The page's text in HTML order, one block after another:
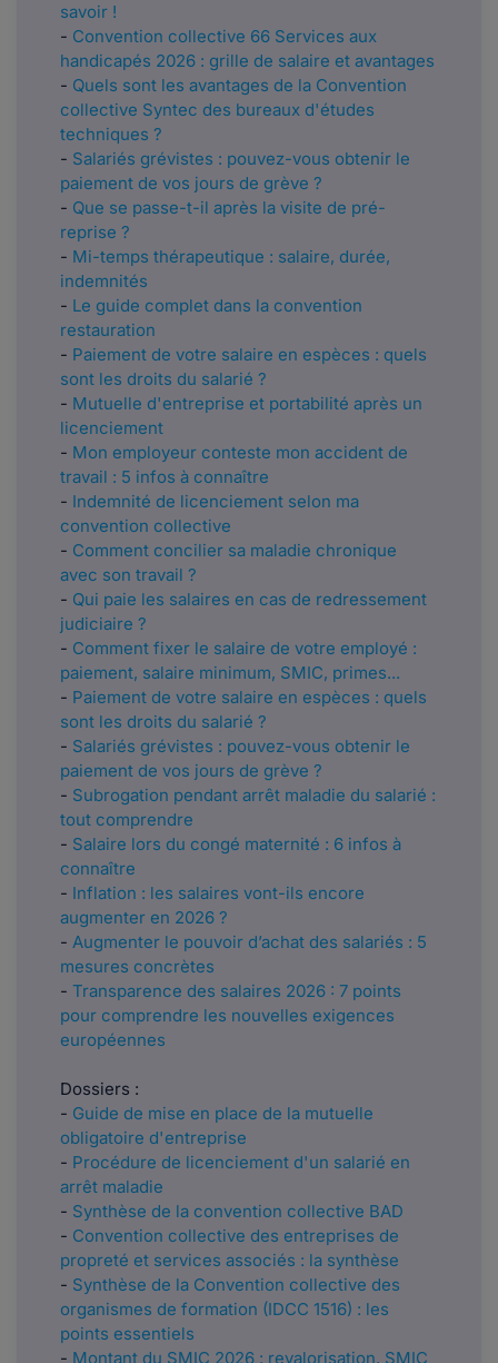
savoir !
- Convention collective 66 Services aux
handicapés 2026 : grille de salaire et avantages
- Quels sont les avantages de la Convention
collective Syntec des bureaux d'études
techniques ?
​​​​​​- Salariés grévistes : pouvez-vous obtenir le
paiement de vos jours de grève ?
- Que se passe-t-il après la visite de pré-
reprise ?
- Mi-temps thérapeutique : salaire, durée,
indemnités
- Le guide complet dans la convention
restauration
- Paiement de votre salaire en espèces : quels
sont les droits du salarié ?
- Mutuelle d'entreprise et portabilité après un
licenciement
- Mon employeur conteste mon accident de
travail : 5 infos à connaître
- Indemnité de licenciement selon ma
convention collective
- Comment concilier sa maladie chronique
avec son travail ?
- Qui paie les salaires en cas de redressement
judiciaire ?
- Comment fixer le salaire de votre employé :
paiement, salaire minimum, SMIC, primes...
- Paiement de votre salaire en espèces : quels
sont les droits du salarié ?
- Salariés grévistes : pouvez-vous obtenir le
paiement de vos jours de grève ?
- Subrogation pendant arrêt maladie du salarié :
tout comprendre
- Salaire lors du congé maternité : 6 infos à
connaître
- Inflation : les salaires vont-ils encore
augmenter en 2026 ?
- Augmenter le pouvoir d’achat des salariés : 5
mesures concrètes
- Transparence des salaires 2026 : 7 points
pour comprendre les nouvelles exigences
européennes
Dossiers :
- Guide de mise en place de la mutuelle
obligatoire d'entreprise
- Procédure de licenciement d'un salarié en
arrêt maladie
- Synthèse de la convention collective BAD
- Convention collective des entreprises de
propreté et services associés : la synthèse
- Synthèse de la Convention collective des
organismes de formation (IDCC 1516) : les
points essentiels
- Montant du SMIC 2026 : revalorisation, SMIC